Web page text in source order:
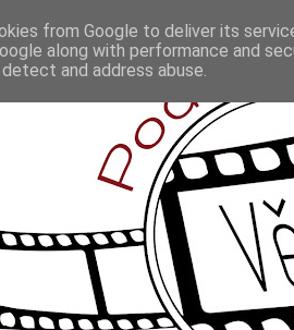
from Google to deliver its
along with performance and
and address abuse.